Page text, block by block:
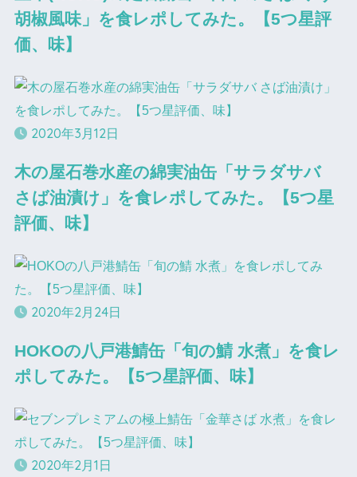
胡椒風味」を食レポしてみた。【5つ星評
価、味】
2020年3月12日
木の屋石巻水産の綿実油缶「サラダサバ
さば油漬け」を食レポしてみた。【5つ星
評価、味】
2020年2月24日
HOKOの八戸港鯖缶「旬の鯖 水煮」を食レ
ポしてみた。【5つ星評価、味】
2020年2月1日